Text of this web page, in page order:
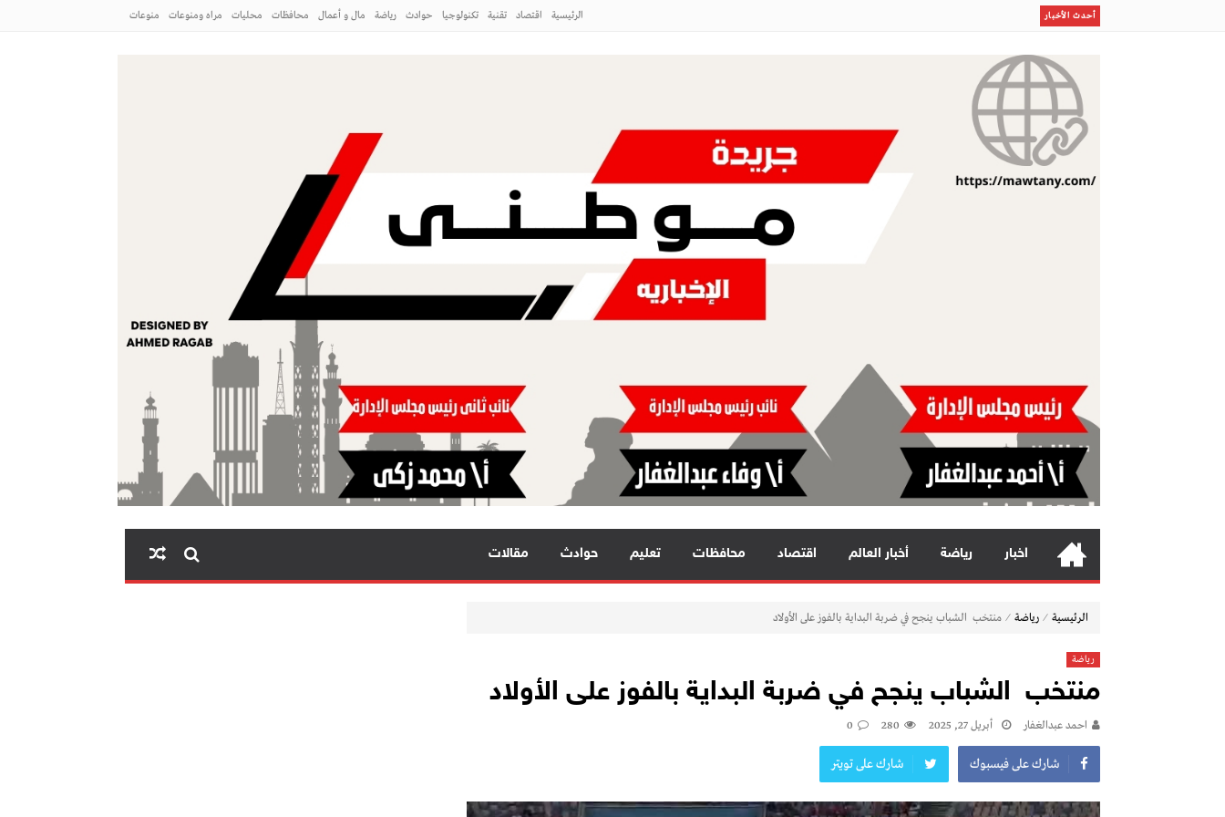
أحدث الأخبار
إستقبال أسطورى لصلاح بطرابزون
إستثمار الإجازة الصيفية في برامج نوعية لطلاب وطالبات الطائف
مكتب وزارة البيئة والمياه والزراعة بالعاصمة المقدسة ينفذ ورشة عمل «كيفية التصوير الميداني»
الرئيسية اقتصاد تقنية تكنولوجيا حوادث رياضة مال و أعمال محافظات محليات مراه ومنوعات منوعات
اخبار رياضة أخبار العالم اقتصاد محافظات تعليم حوادث مقالات
الرئيسية ⁄ رياضة ⁄ منتخب الشباب ينجح في ضربة البداية بالفوز على الأولاد
رياضة
منتخب الشباب ينجح في ضربة البداية بالفوز على الأولاد
احمد عبدالغفار أبريل 27, 2025 280
0
شارك على فيسبوك شارك على تويتر